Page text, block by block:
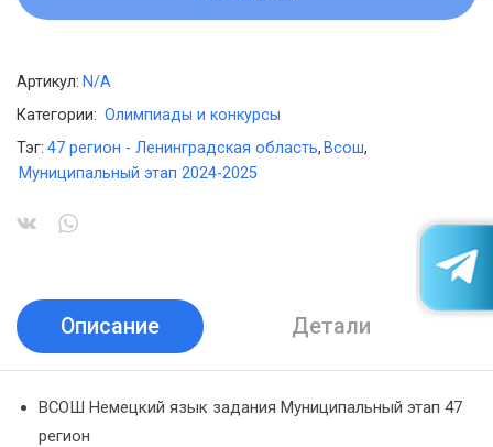
Артикул: N/A
Категории: Олимпиады и конкурсы
Тэг: 47 регион - Ленинградская область, Всош,
Муниципальный этап 2024-2025
Описание Детали
ВСОШ Немецкий язык задания Муниципальный этап 47
регион